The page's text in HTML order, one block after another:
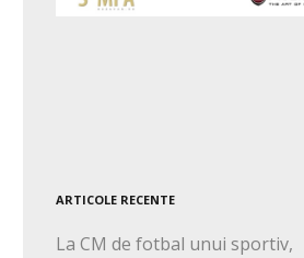
ARTICOLE RECENTE
La CM de fotbal unui sportiv,